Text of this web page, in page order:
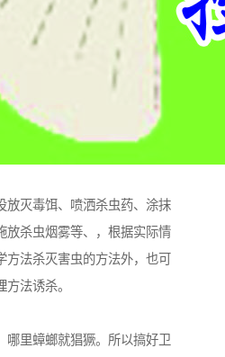
放灭毒饵、喷洒杀虫药、涂抹
放杀虫烟雾等、，根据实际情
法杀灭害虫的方法外，也可
法诱杀。
哪里蟑螂就猖獗。所以搞好卫